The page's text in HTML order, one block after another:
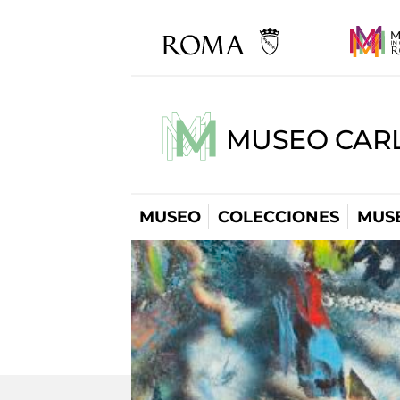
MUSEO
MUSEO COLECCIONES